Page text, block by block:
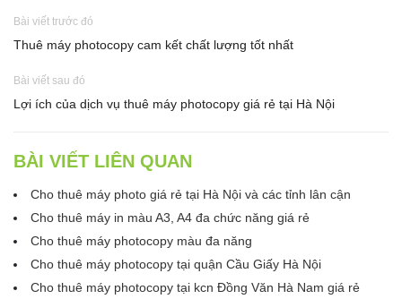
Bài viết trước đó
Thuê máy photocopy cam kết chất lượng tốt nhất
Bài viết sau đó
Lợi ích của dịch vụ thuê máy photocopy giá rẻ tại Hà Nội
BÀI VIẾT LIÊN QUAN
Cho thuê máy photo giá rẻ tại Hà Nội và các tỉnh lân cận
Cho thuê máy in màu A3, A4 đa chức năng giá rẻ
Cho thuê máy photocopy màu đa năng
Cho thuê máy photocopy tại quận Cầu Giấy Hà Nội
Cho thuê máy photocopy tại kcn Đồng Văn Hà Nam giá rẻ